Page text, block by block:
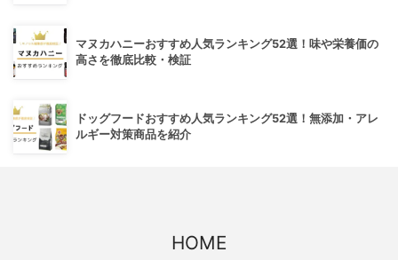
マヌカハニーおすすめ人気ランキング52選！味や栄養価の
高さを徹底比較・検証
ドッグフードおすすめ人気ランキング52選！無添加・アレ
ルギー対策商品を紹介
HOME